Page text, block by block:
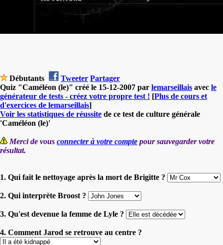
Débutants Tweeter Partager
Quiz "Caméléon (le)" créé le 15-12-2007 par lemarseillais avec le
générateur de tests - créez votre propre test ! [Plus de cours et
d'exercices de lemarseillais]
Voir les statistiques de réussite de ce test de culture générale
'Caméléon (le)'
Merci de vous connecter à votre compte pour sauvegarder votre
résultat.
1. Qui fait le nettoyage après la mort de Brigitte ?
2. Qui interprète Broost ?
3. Qu'est devenue la femme de Lyle ?
4. Comment Jarod se retrouve au centre ?